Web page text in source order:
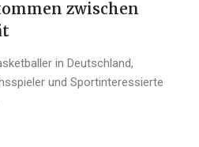
zwischen
in Deutschland,
und Sportinteressierte